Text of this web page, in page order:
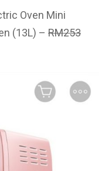
Oven Mini
(13L) – RM253